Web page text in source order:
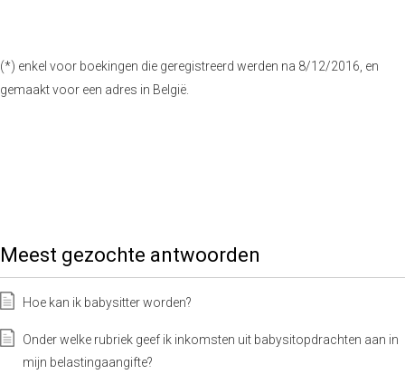
(*) enkel voor boekingen die geregistreerd werden na 8/12/2016, en
gemaakt voor een adres in België.
Meest gezochte antwoorden
Hoe kan ik babysitter worden?
Onder welke rubriek geef ik inkomsten uit babysitopdrachten aan in
mijn belastingaangifte?